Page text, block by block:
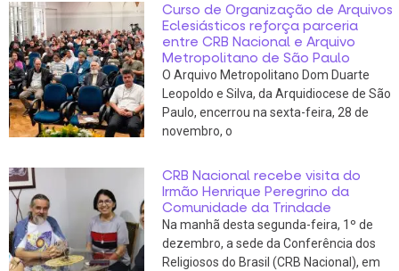
Curso de Organização de Arquivos
Eclesiásticos reforça parceria
entre CRB Nacional e Arquivo
Metropolitano de São Paulo
O Arquivo Metropolitano Dom Duarte
Leopoldo e Silva, da Arquidiocese de São
Paulo, encerrou na sexta-feira, 28 de
novembro, o
CRB Nacional recebe visita do
Irmão Henrique Peregrino da
Comunidade da Trindade
Na manhã desta segunda-feira, 1º de
dezembro, a sede da Conferência dos
Religiosos do Brasil (CRB Nacional), em